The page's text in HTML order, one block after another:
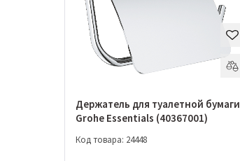
Держатель для туалетной бумаги
Grohe Essentials (40367001)
Код товара: 24448